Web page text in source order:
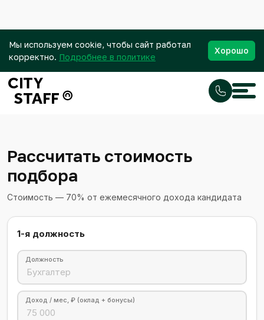
Мы используем cookie, чтобы сайт работал
корректно. Подробнее в политике
Хорошо
Рассчитать стоимость
подбора
Стоимость — 70% от ежемесячного дохода кандидата
1-я должность
Должность
Доход / мес, ₽ (оклад + бонусы)